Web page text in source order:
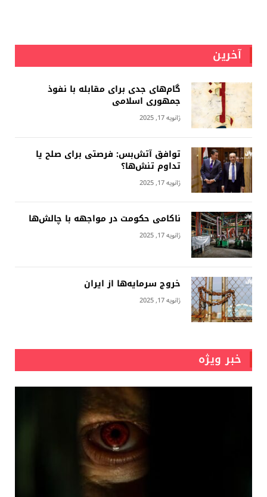
آخرین
گام‌های جدی برای مقابله با نفوذ
جمهوری اسلامى
ژانویه 17, 2025
توافق آتش‌بس: فرصتی برای صلح یا
تداوم تنش‌ها؟
ژانویه 17, 2025
ناکامی حکومت در مواجهه با چالش‌ها
ژانویه 17, 2025
خروج سرمایه‌ها از ایران
ژانویه 17, 2025
خبر ویژه